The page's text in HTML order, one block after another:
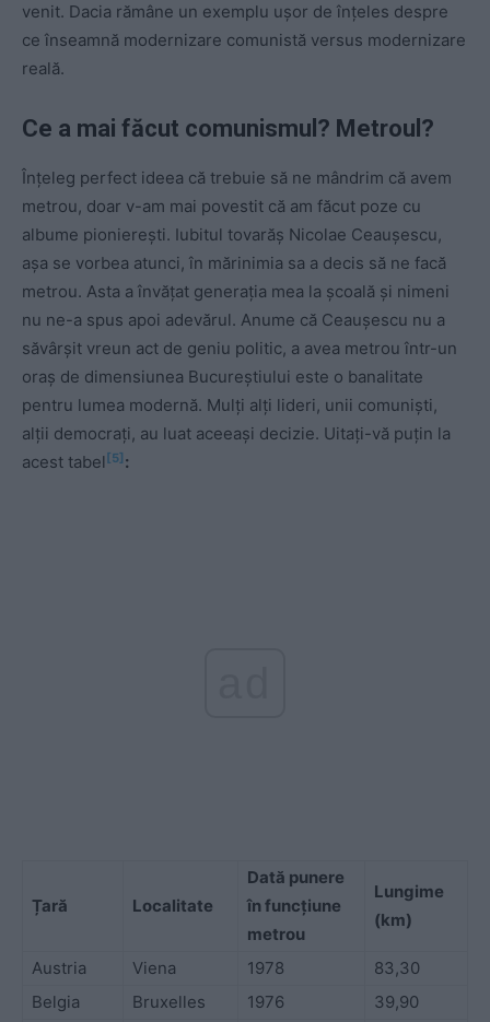
venit. Dacia rămâne un exemplu ușor de înțeles despre
ce înseamnă modernizare comunistă versus modernizare
reală.
Ce a mai făcut comunismul? Metroul?
Înțeleg perfect ideea că trebuie să ne mândrim că avem
metrou, doar v-am mai povestit că am făcut poze cu
albume pionierești. Iubitul tovarăș Nicolae Ceaușescu,
așa se vorbea atunci, în mărinimia sa a decis să ne facă
metrou. Asta a învățat generația mea la școală și nimeni
nu ne-a spus apoi adevărul. Anume că Ceaușescu nu a
săvârșit vreun act de geniu politic, a avea metrou într-un
oraș de dimensiunea Bucureștiului este o banalitate
pentru lumea modernă. Mulți alți lideri, unii comuniști,
alții democrați, au luat aceeași decizie. Uitați-vă puțin la
acest tabel [5] :
Țară Localitate
Dată punere
în funcțiune
metrou
Lungime
(km)
Austria Viena 1978
83,30
Belgia
Bruxelles 1976
39,90